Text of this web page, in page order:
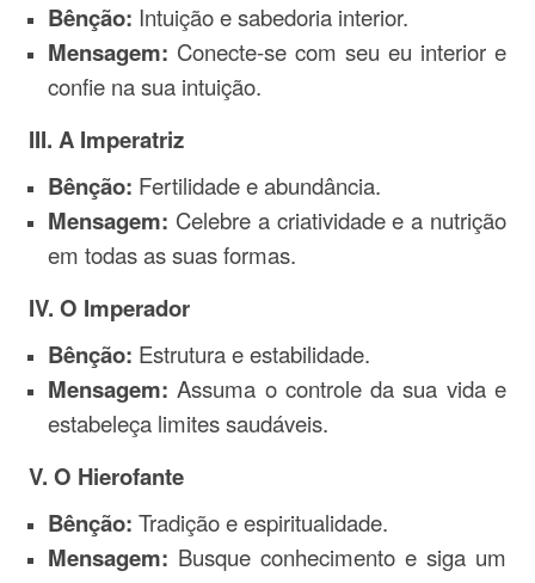
Bênção: Intuição e sabedoria interior.
Mensagem: Conecte-se com seu eu interior e
confie na sua intuição.
III. A Imperatriz
Bênção: Fertilidade e abundância.
Mensagem: Celebre a criatividade e a nutrição
em todas as suas formas.
IV. O Imperador
Bênção: Estrutura e estabilidade.
Mensagem: Assuma o controle da sua vida e
estabeleça limites saudáveis.
V. O Hierofante
Bênção: Tradição e espiritualidade.
Mensagem: Busque conhecimento e siga um